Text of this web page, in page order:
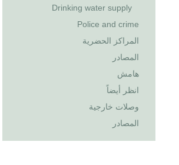
Drinking water supply
Police and crime
المراكز الحضرية
المصادر
هامش
انظر أيضاً
وصلات خارجية
المصادر